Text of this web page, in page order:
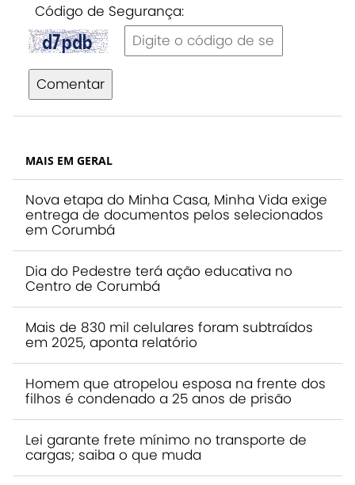
Código de Segurança:
Comentar
MAIS EM GERAL
Nova etapa do Minha Casa, Minha Vida exige
entrega de documentos pelos selecionados
em Corumbá
Dia do Pedestre terá ação educativa no
Centro de Corumbá
Mais de 830 mil celulares foram subtraídos
em 2025, aponta relatório
Homem que atropelou esposa na frente dos
filhos é condenado a 25 anos de prisão
Lei garante frete mínimo no transporte de
cargas; saiba o que muda